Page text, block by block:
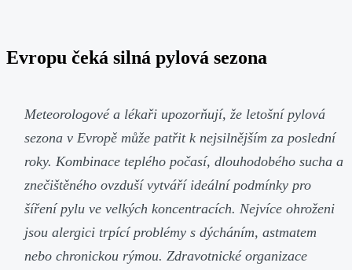
Evropu čeká silná pylová sezona
Meteorologové a lékaři upozorňují, že letošní pylová
sezona v Evropě může patřit k nejsilnějším za poslední
roky. Kombinace teplého počasí, dlouhodobého sucha a
znečištěného ovzduší vytváří ideální podmínky pro
šíření pylu ve velkých koncentracích. Nejvíce ohroženi
jsou alergici trpící problémy s dýcháním, astmatem
nebo chronickou rýmou. Zdravotnické organizace